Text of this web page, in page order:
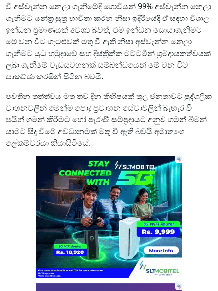
වී අස්වැන්න නෙලා ගැනිමේදි ගොවියන් 99% අස්වැන්න නෙලා
ගැනිමට යන්ත්‍ර සුත්‍ර භාවිතා කරන නිසා ඉදිරියේදී ඒ සඳහා විශාල
ඉන්ධන ප්‍රමාණයක් අවශ්‍ය බවත්, එම ඉන්ධන සොයාගැනිමට
මේ වන විට ගැටළුවක් මතු වී ඇති නිසා අස්වැන්න නෙලා
ගැනීමට යුධ හමුදාවේ සහ දිස්ත්‍රික්ක මට්ටමින් ශ්‍රමදායකත්වයක්
ලබා ගැනීමේ වැඩසටහනක් සම්බන්ධයෙන් මේ වන විට
සාකච්ඡා කරමින් සිටින බවයි.
පවතින තත්ත්වය මත තව දින කිහිපයක් තුල ජනතාවට පුද්ගලික
වාහනවලින් මෙන්ම පොදු ප්‍රවාහන සේවාවලින් බැහැර වී
පයින් ගමන් කිරිමට හෝ පැරණි සම්ප්‍රදායට අනුව ගමන් බිමන්
යාමට සිදු විමේ අවධානමක් මතු වි ඇති බවයි අමාත්‍යංශ
ලේකම්වරයා කියාසිටියේ.